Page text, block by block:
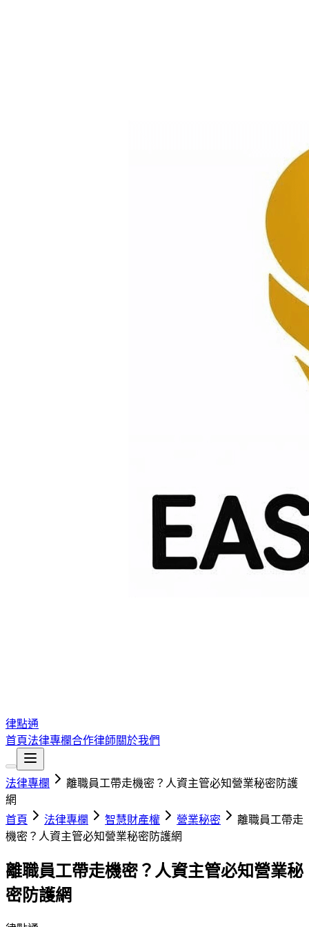
律點通
首頁法律專欄合作律師關於我們
法律專欄
離職員工帶走機密？人資主管必知營業秘密防護
網
首頁
法律專欄 智慧財產權 營業秘密
離職員工帶走
機密？人資主管必知營業秘密防護網
離職員工帶走機密？人資主管必知營業秘
密防護網